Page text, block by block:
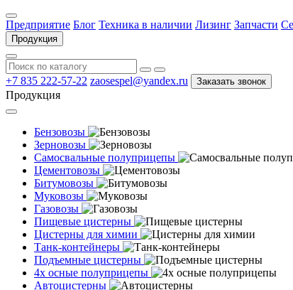
Предприятие Блог Техника в наличии Лизинг Запчасти
Продукция
+7 835 222-57-22 zaosespel@yandex.ru Заказать звонок
Продукция
Бензовозы
Зерновозы
Самосвальные полуприцепы
Цементовозы
Битумовозы
Муковозы
Газовозы
Пищевые цистерны
Цистерны для химии
Танк-контейнеры
Подъемные цистерны
4х осные полуприцепы
Автоцистерны